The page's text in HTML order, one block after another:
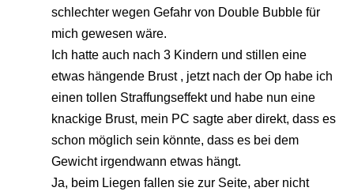
schlechter wegen Gefahr von Double Bubble für
mich gewesen wäre.
Ich hatte auch nach 3 Kindern und stillen eine
etwas hängende Brust , jetzt nach der Op habe ich
einen tollen Straffungseffekt und habe nun eine
knackige Brust, mein PC sagte aber direkt, dass es
schon möglich sein könnte, dass es bei dem
Gewicht irgendwann etwas hängt.
Ja, beim Liegen fallen sie zur Seite, aber nicht